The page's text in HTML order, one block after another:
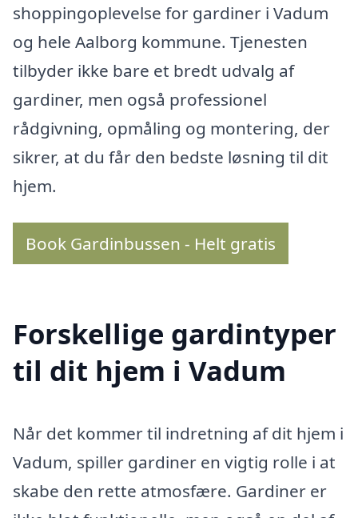
shoppingoplevelse for gardiner i Vadum
og hele Aalborg kommune. Tjenesten
tilbyder ikke bare et bredt udvalg af
gardiner, men også professionel
rådgivning, opmåling og montering, der
sikrer, at du får den bedste løsning til dit
hjem.
Book Gardinbussen - Helt gratis
Forskellige gardintyper
til dit hjem i Vadum
Når det kommer til indretning af dit hjem i
Vadum, spiller gardiner en vigtig rolle i at
skabe den rette atmosfære. Gardiner er